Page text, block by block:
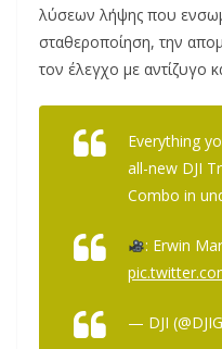
λύσεων λήψης που
σταθεροποίηση, την
τον έλεγχο με αντίζυγο
Everything
all-new DJI
Combo in
: Erwin
— DJI